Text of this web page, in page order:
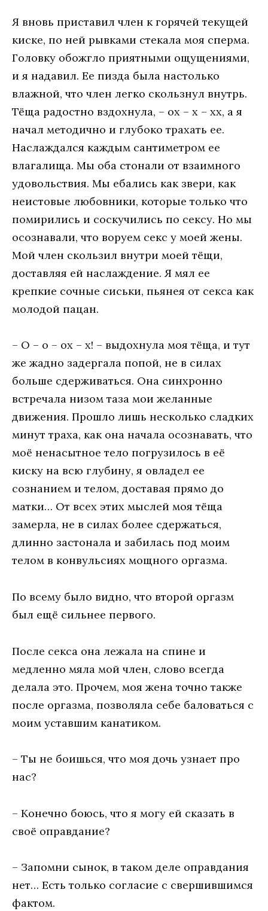
Я вновь приставил член к горячей текущей
киске, по ней рывками стекала моя сперма.
Головку обожгло приятными ощущениями,
и я надавил. Ее пизда была настолько
влажной, что член легко скользнул внутрь.
Тёща радостно вздохнула, – ох – х – хх, а я
начал методично и глубоко трахать ее.
Наслаждался каждым сантиметром ее
влагалища. Мы оба стонали от взаимного
удовольствия. Мы ебались как звери, как
неистовые любовники, которые только что
помирились и соскучились по сексу. Но мы
осознавали, что воруем секс у моей жены.
Мой член скользил внутри моей тёщи,
доставляя ей наслаждение. Я мял ее
крепкие сочные сиськи, пьянея от секса как
молодой пацан.
– О – о – ох – х! – выдохнула моя тёща, и тут
же жадно задергала попой, не в силах
больше сдерживаться. Она синхронно
встречала низом таза мои желанные
движения. Прошло лишь несколько сладких
минут траха, как она начала осознавать, что
моё ненасытное тело погрузилось в её
киску на всю глубину, я овладел ее
сознанием и телом, доставая прямо до
матки… От всех этих мыслей моя тёща
замерла, не в силах более сдержаться,
длинно застонала и забилась под моим
телом в конвульсиях мощного оргазма.
По всему было видно, что второй оргазм
был ещё сильнее первого.
После секса она лежала на спине и
медленно мяла мой член, слово всегда
делала это. Прочем, моя жена точно также
после оргазма, позволяла себе баловаться с
моим уставшим канатиком.
– Ты не боишься, что моя дочь узнает про
нас?
– Конечно боюсь, что я могу ей сказать в
своё оправдание?
– Запомни сынок, в таком деле оправдания
нет… Есть только согласие с свершившимся
фактом.